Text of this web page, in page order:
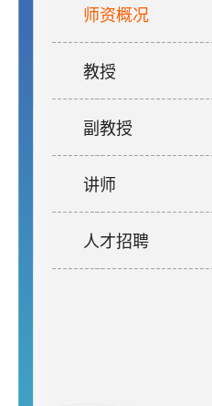
师资概况
教授
副教授
讲师
人才招聘